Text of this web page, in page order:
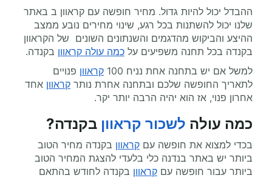
ההבדל יכול להיות גדול. מחיר חופשה עם קראוון ב באתר
שלנו יכול להשתנות בכל רגע, שינוי מחירים נובע ממצב
ההיצע והביקוש מהדגמים והשנתונים השונים של הקראוון
בקנדה בכל תחנה משפיעים על כמה עולה קראוון בקנדה.
למשל אם יש בתחנה אחת נניח 100
קראוון פנויים
לתאריך החופשה שלכם ובתחנה אחרת נותר קראוון אחד
אחרון פנוי, אז הוא יהיה הרבה יותר יקר.
כמה עולה לשכור קראוון בקנדה?
בכדי למצוא את חופשה עם קראוון בקנדה מחיר הטוב
ביותר יש באתר בנדנה כלי בלעדי להצגת המחיר הטוב
ביותר עבור חופשה עם קראוון בקנדה לחודש בהתאם